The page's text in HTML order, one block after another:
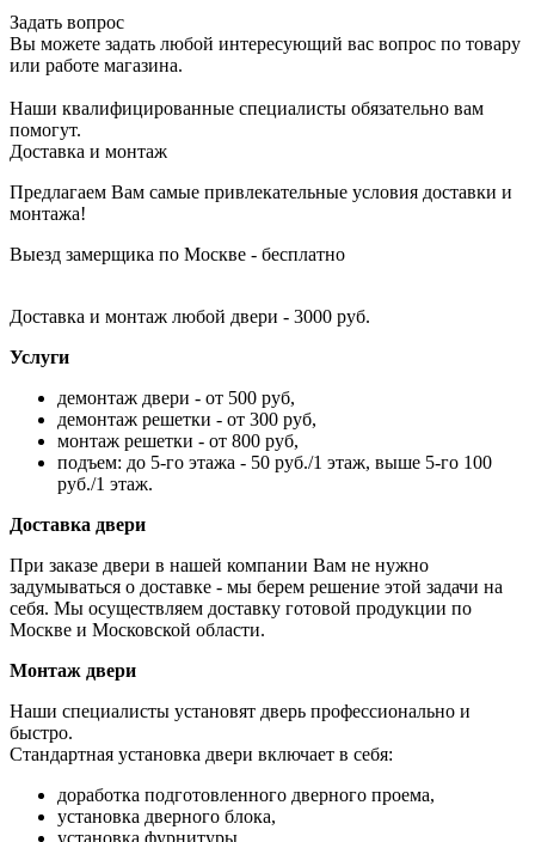
Задать вопрос
Вы можете задать любой интересующий вас вопрос по товару
или работе магазина.
Наши квалифицированные специалисты обязательно вам
помогут.
Доставка и монтаж
Предлагаем Вам самые привлекательные условия доставки и
монтажа!
Выезд замерщика по Москве - бесплатно
Доставка и монтаж любой двери - 3000 руб.
Услуги
демонтаж двери - от 500 руб,
демонтаж решетки - от 300 руб,
монтаж решетки - от 800 руб,
подъем: до 5-го этажа - 50 руб./1 этаж, выше 5-го 100
руб./1 этаж.
Доставка двери
При заказе двери в нашей компании Вам не нужно
задумываться о доставке - мы берем решение этой задачи на
себя. Мы осуществляем доставку готовой продукции по
Москве и Московской области.
Монтаж двери
Наши специалисты установят дверь профессионально и
быстро.
Стандартная установка двери включает в себя:
доработка подготовленного дверного проема,
установка дверного блока,